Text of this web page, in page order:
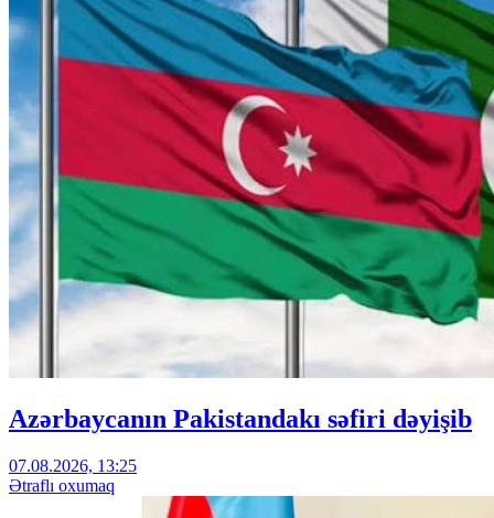
Azərbaycanın Pakistandakı səfiri dəyişib
07.08.2026, 13:25
Ətraflı oxumaq